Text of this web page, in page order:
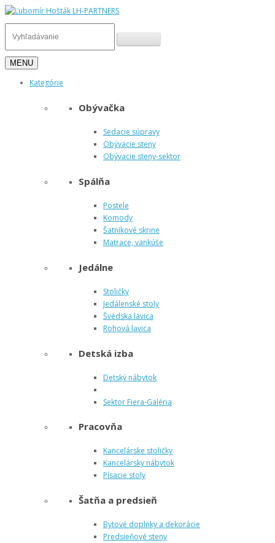
MENU
Kategórie
Obývačka
Sedacie súpravy
Obývacie steny
Obývacie steny-sektor
Spálňa
Postele
Komody
Šatníkové skrine
Matrace, vankúše
Jedálne
Stoličky
Jedálenské stoly
Švédska lavica
Rohová lavica
Detská izba
Detský nábytok
Sektor Fiera-Galéria
Pracovňa
Kancelárske stoličky
Kancelársky nábytok
Písacie stoly
Šatňa a predsieň
Bytové doplnky a dekorácie
Predsieňové steny